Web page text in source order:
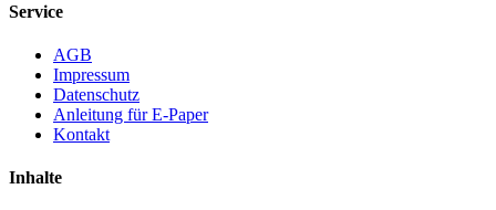
Service
AGB
Impressum
Datenschutz
Anleitung für E-Paper
Kontakt
Inhalte